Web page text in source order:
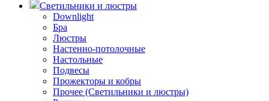
Светильники и люстры
Downlight
Бра
Люстры
Настенно-потолочные
Настольные
Подвесы
Прожекторы и кобры
Прочее (Светильники и люстры)